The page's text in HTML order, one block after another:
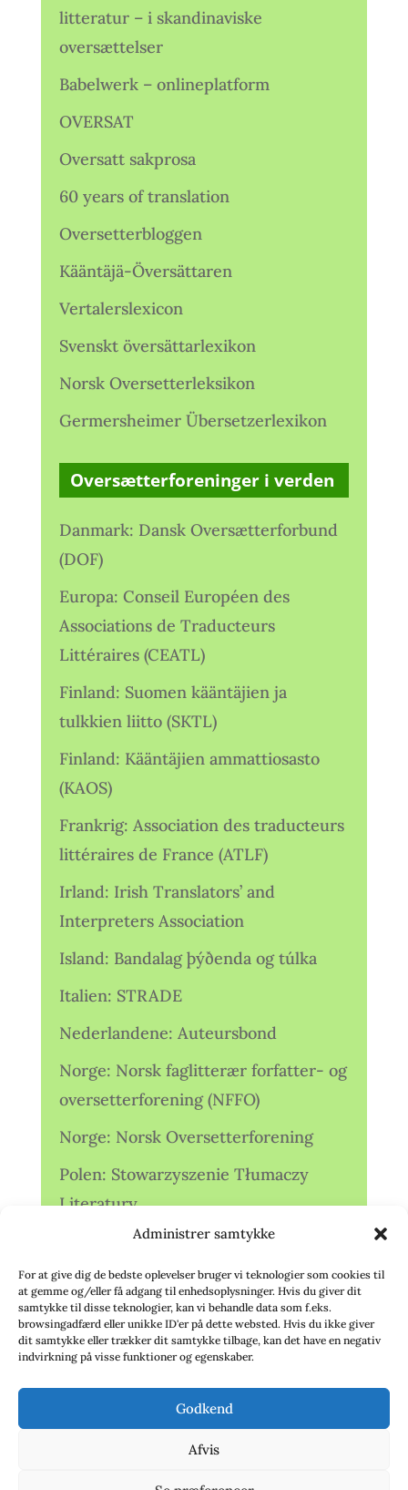
Administrer samtykke
For at give dig de bedste oplevelser bruger vi teknologier som cookies til
at gemme og/eller få adgang til enhedsoplysninger. Hvis du giver dit
samtykke til disse teknologier, kan vi behandle data som f.eks.
browsingadfærd eller unikke ID'er på dette websted. Hvis du ikke giver
dit samtykke eller trækker dit samtykke tilbage, kan det have en negativ
indvirkning på visse funktioner og egenskaber.
Godkend
Afvis
litteratur – i skandinaviske
oversættelser
Babelwerk – onlineplatform
OVERSAT
Oversatt sakprosa
60 years of translation
Oversetterbloggen
Kääntäjä-Översättaren
Vertalerslexicon
Svenskt översättarlexikon
Norsk Oversetterleksikon
Germersheimer Übersetzerlexikon
Oversætterforeninger i verden
Danmark: Dansk Oversætterforbund
(DOF)
Europa: Conseil Européen des
Associations de Traducteurs
Littéraires (CEATL)
Finland: Suomen kääntäjien ja
tulkkien liitto (SKTL)
Finland: Kääntäjien ammattiosasto
(KAOS)
Frankrig: Association des traducteurs
littéraires de France (ATLF)
Irland: Irish Translators’ and
Interpreters Association
Island: Bandalag þýðenda og túlka
Italien: STRADE
Nederlandene: Auteursbond
Norge: Norsk faglitterær forfatter- og
oversetterforening (NFFO)
Norge: Norsk Oversetterforening
Polen: Stowarzyszenie Tłumaczy
Literatury
Storbritannien: Translators
Association (TA)
Sverige: Översättarsektionen (Ö.)
Sverige: Översättarcentrum (ÖC)
deutschsprachiger Übersetzer (VdÜ)